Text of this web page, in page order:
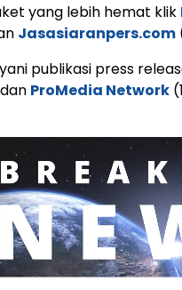
yang lebih hemat klik
Jasasiaranpers.com
publikasi press
ProMedia Network